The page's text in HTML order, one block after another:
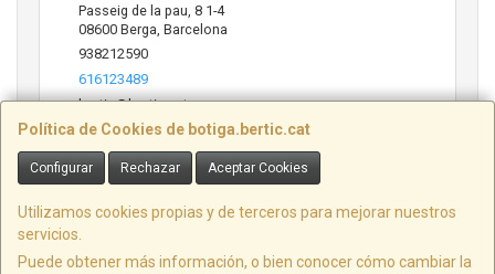
Política de Cookies de botiga.bertic.cat
Configurar Rechazar Aceptar Cookies
Utilizamos cookies propias y de terceros para mejorar nuestros
servicios.
Puede obtener más información, o bien conocer cómo cambiar la
Passeig de la pau, 8 1-4
08600 Berga Barcelona
938212590
616123489
bertic@bertic.cat
Horario
Lunes a Viernes (9h-14h | 15h-18h)